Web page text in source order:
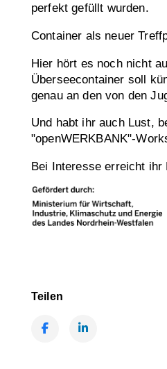
perfekt gefüllt wurden.
Container als neuer
Hier hört es noch nicht
Überseecontainer soll
genau an den von den
Und habt ihr auch Lust,
"openWERKBANK"-
Bei Interesse erreicht ihr
Teilen